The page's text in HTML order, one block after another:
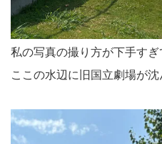
私の写真の撮り方が下手すぎ
ここの水辺に旧国立劇場が